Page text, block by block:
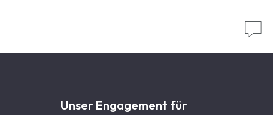

Unser Engagement für